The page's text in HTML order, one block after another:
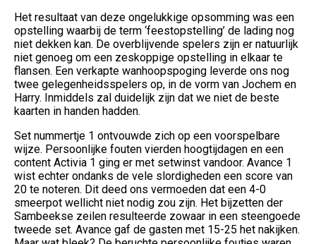
Het resultaat van deze ongelukkige opsomming was een
opstelling waarbij de term ‘feestopstelling’ de lading nog
niet dekken kan. De overblijvende spelers zijn er natuurlijk
niet genoeg om een zeskoppige opstelling in elkaar te
flansen. Een verkapte wanhoopspoging leverde ons nog
twee gelegenheidsspelers op, in de vorm van Jochem en
Harry. Inmiddels zal duidelijk zijn dat we niet de beste
kaarten in handen hadden.
Set nummertje 1 ontvouwde zich op een voorspelbare
wijze. Persoonlijke fouten vierden hoogtijdagen en een
content Activia 1 ging er met setwinst vandoor. Avance 1
wist echter ondanks de vele slordigheden een score van
20 te noteren. Dit deed ons vermoeden dat een 4-0
smeerpot wellicht niet nodig zou zijn. Het bijzetten der
Sambeekse zeilen resulteerde zowaar in een steengoede
tweede set. Avance gaf de gasten met 15-25 het nakijken.